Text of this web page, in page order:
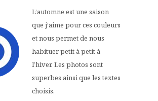
L’automne est une saison
que j’aime pour ces couleurs
et nous permet de nous
habituer petit à petit à
l’hiver. Les photos sont
superbes ainsi que les textes
choisis.